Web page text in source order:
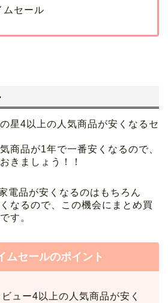
ムセール
星4以上の人気商品が安くなるセ
商品が1年で一番安くなるので、
きましょう！！
電品が安くなるのはもちろん
なるので、この機会にまとめ買
す。
ムセールのポイント
ュー4以上の人気商品が安く